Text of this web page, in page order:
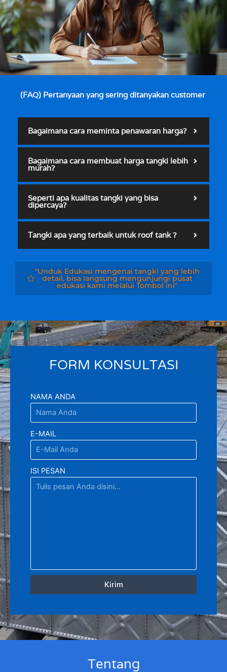
(FAQ) Pertanyaan yang sering ditanyakan customer
Bagaimana cara meminta penawaran harga?
Bagaimana cara membuat harga tangki lebih
murah?
Seperti apa kualitas tangki yang bisa
dipercaya?
Tangki apa yang terbaik untuk roof tank ?
"Unduk Edukasi mengenai tangki yang lebih
detail, bisa langsung mengunjungi pusat
edukasi kami melalui Tombol ini"
FORM KONSULTASI
NAMA ANDA
E-MAIL
ISI PESAN
Kirim
Tentang